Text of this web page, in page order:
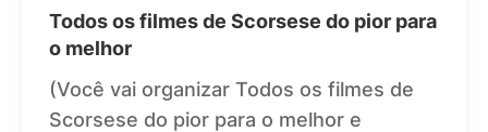
Todos os filmes de Scorsese do pior para
o melhor
(Você vai organizar Todos os filmes de
Scorsese do pior para o melhor e